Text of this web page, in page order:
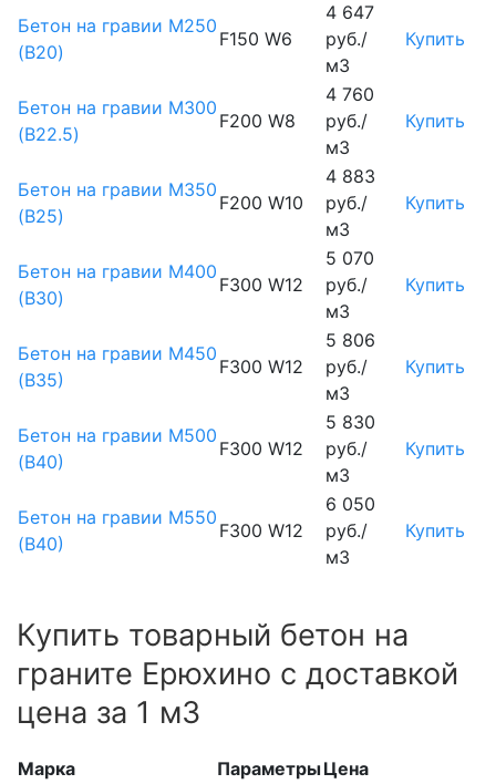
Бетон на гравии М250
(B20)
F150 W6
4 647
руб./
м3
Купить
Бетон на гравии М300
(B22.5)
F200 W8
4 760
руб./
м3
Купить
Бетон на гравии М350
(B25)
F200 W10
4 883
руб./
м3
Купить
Бетон на гравии М400
(B30)
F300 W12
5 070
руб./
м3
Купить
Бетон на гравии М450
(В35)
F300 W12
5 806
руб./
м3
Купить
Бетон на гравии М500
(В40)
F300 W12
5 830
руб./
м3
Купить
Бетон на гравии М550
(В40)
F300 W12
6 050
руб./
м3
Купить
Купить товарный бетон на
граните Ерюхино с доставкой
цена за 1 м3
Марка ПараметрыЦена